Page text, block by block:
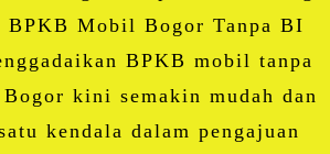
BPKB Mobil Bogor Tanpa BI
BPKB mobil tanpa
kini semakin mudah dan
kendala dalam pengajuan